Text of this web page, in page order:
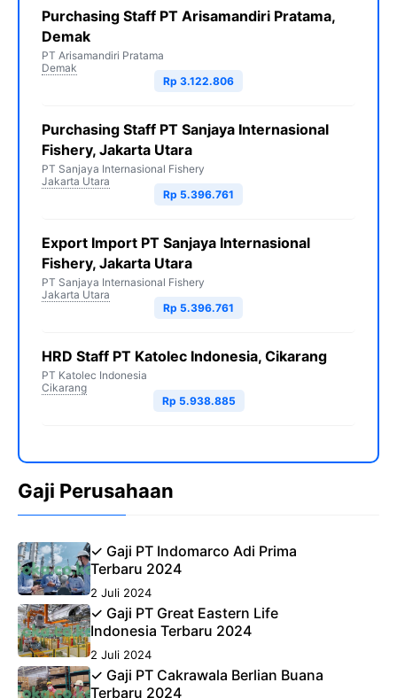
Purchasing Staff PT Arisamandiri Pratama,
Demak
PT Arisamandiri Pratama
Demak
Rp 3.122.806
Purchasing Staff PT Sanjaya Internasional
Fishery, Jakarta Utara
PT Sanjaya Internasional Fishery
Jakarta Utara
Rp 5.396.761
Export Import PT Sanjaya Internasional
Fishery, Jakarta Utara
PT Sanjaya Internasional Fishery
Jakarta Utara
Rp 5.396.761
HRD Staff PT Katolec Indonesia, Cikarang
PT Katolec Indonesia
Cikarang
Rp 5.938.885
Gaji Perusahaan
✓ Gaji PT Indomarco Adi Prima
Terbaru 2024
2 Juli 2024
✓ Gaji PT Great Eastern Life
Indonesia Terbaru 2024
2 Juli 2024
✓ Gaji PT Cakrawala Berlian Buana
Terbaru 2024